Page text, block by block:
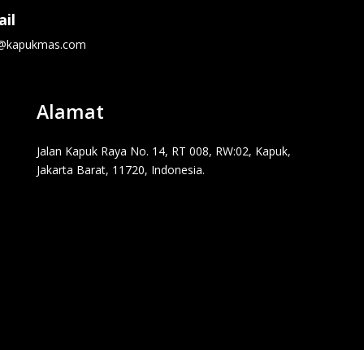
Alamat
Jalan Kapuk Raya No. 14, RT 008, RW:02, Kapuk,
Jakarta Barat, 11720, Indonesia.